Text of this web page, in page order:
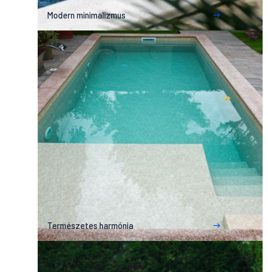
Modern minimalizmus
Természetes harmónia